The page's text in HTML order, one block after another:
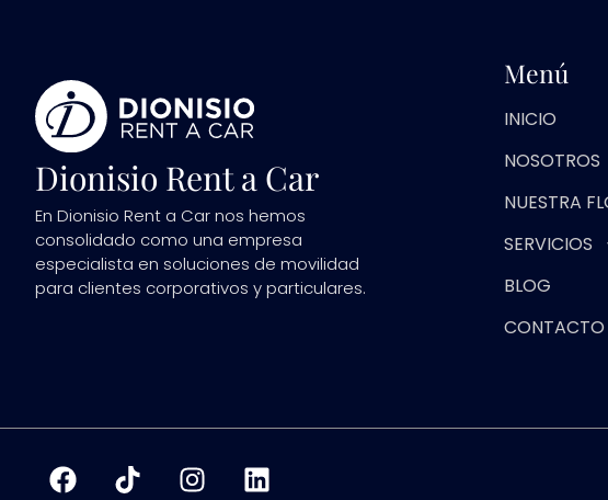
Dionisio Rent a Car
En Dionisio Rent a Car nos hemos
consolidado como una empresa
especialista en soluciones de movilidad
para clientes corporativos y particulares.
Menú
INICIO
NOSOTROS
NUESTRA
SERVICIOS
BLOG
CONTACTO